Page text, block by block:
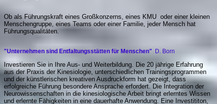
Ob als Führungskraft eines Großkonzerns, eines KMU oder einer kleinen
Menschengruppe, eines Teams oder einer Familie, jeder Mensch hat
Führungsqualitäten.
"Unternehmen sind Entfaltungsstätten für Menschen" D. Born
Investieren Sie in Ihre Aus- und Weiterbildung. Die 20 jährige Erfahrung
aus der Praxis der Kinesiologie, unterschiedlichen Trainingsprogrammen
und der künstlerischen kreativen Ausdruckform hat gezeigt, dass
erfolgreiche Führung besondere Ansprache erfordert. Die Integration der
Neurowissenschaften in die kinesiologische Arbeit bringt erlerntes Wissen
und erlernte Fähigkeiten in eine dauerhafte Anwendung. Eine Investititon,